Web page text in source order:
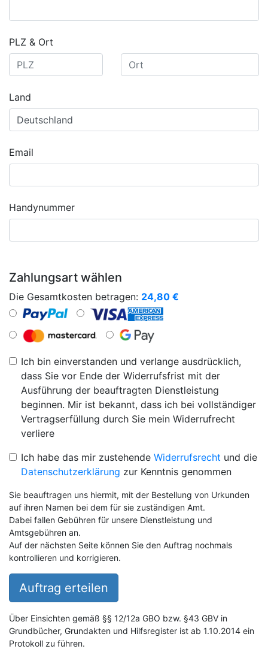
PLZ & Ort
Land
Email
Handynummer
Zahlungsart wählen
Die Gesamtkosten betragen: 24,80 €
Ich bin einverstanden und verlange ausdrücklich,
dass Sie vor Ende der Widerrufsfrist mit der
Ausführung der beauftragten Dienstleistung
beginnen. Mir ist bekannt, dass ich bei vollständiger
Vertragserfüllung durch Sie mein Widerrufrecht
verliere
Ich habe das mir zustehende Widerrufsrecht und die
Datenschutzerklärung zur Kenntnis genommen
Sie beauftragen uns hiermit, mit der Bestellung von Urkunden
auf ihren Namen bei dem für sie zuständigen Amt.
Dabei fallen Gebühren für unsere Dienstleistung und
Amtsgebühren an.
Auf der nächsten Seite können Sie den Auftrag nochmals
kontrollieren und korrigieren.
Auftrag erteilen
Über Einsichten gemäß §§ 12/12a GBO bzw. §43 GBV in
Grundbücher, Grundakten und Hilfsregister ist ab 1.10.2014 ein
Protokoll zu führen.